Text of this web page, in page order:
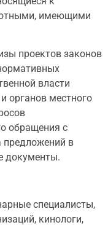
имеющими
проектов законов
власти
органов местного
обращения с
в
документы.
специалисты,
кинологи,